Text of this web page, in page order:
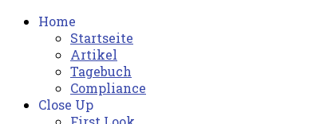
Home
Startseite
Artikel
Tagebuch
Compliance
Close Up